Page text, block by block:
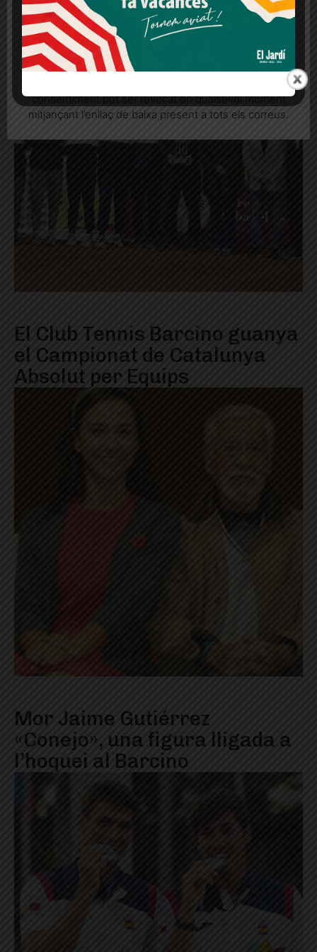
El Club Tennis Barcino guanya
el Campionat de Catalunya
Absolut per Equips
Mor Jaime Gutiérrez
«Conejo», una figura lligada a
l’hoquei al Barcino
Més informació Acceptar Rebutjar tot
Quan l’usuari crea un compte al Diari el Jardí, dona el
seu consentiment explícit per rebre comunicacions
consentiment pot ser revocat en qualsevol moment
mitjançant l’enllaç de baixa present a tots els correus.